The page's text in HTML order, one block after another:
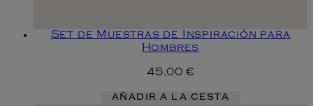
Set de Muestras de Inspiración para
Hombres
45,00 €
AÑADIR A LA CESTA